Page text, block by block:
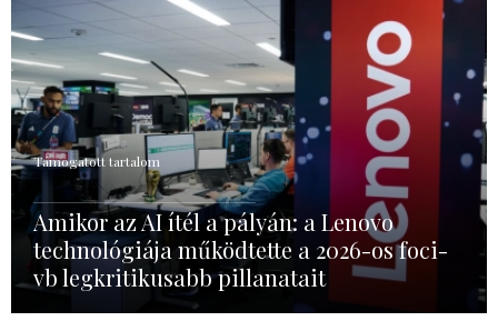
Támogatott tartalom
Amikor az AI ítél a pályán: a Lenovo
technológiája működtette a 2026-os foci-
vb legkritikusabb pillanatait